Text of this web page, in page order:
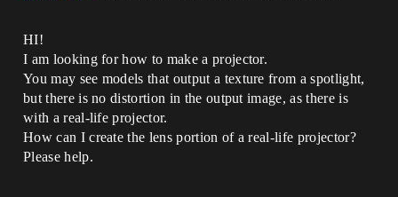
HI!
I am looking for how to make a projector.
You may see models that output a texture from a spotlight,
but there is no distortion in the output image, as there is
with a real-life projector.
How can I create the lens portion of a real-life projector?
Please help.